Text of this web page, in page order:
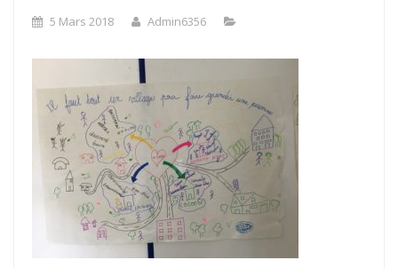
5 Mars 2018 Admin6356